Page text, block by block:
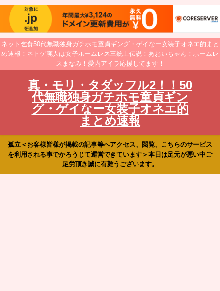
ネット乞食50代無職独身ガチホモ童貞ギング・ゲイなー女装子オネエ的まと
め速報！ネトゲ廃人は女子ホームレス三銃士伝説！あおいちゃん！ホームレ
スまなみ！愛内アイラ応援してます！
真・モリ・タダッフル2！！50
代無職独身ガチホモ童貞ギン
グ・ゲイなー女装子オネエ的
まとめ速報
孤立＜お客様皆様が掲載の記事等へアクセス、閲覧、こちらのサービス
を利用される事でかろうじて運営できています＞本日は足元が悪い中ご
足労頂き誠に有難うございます。